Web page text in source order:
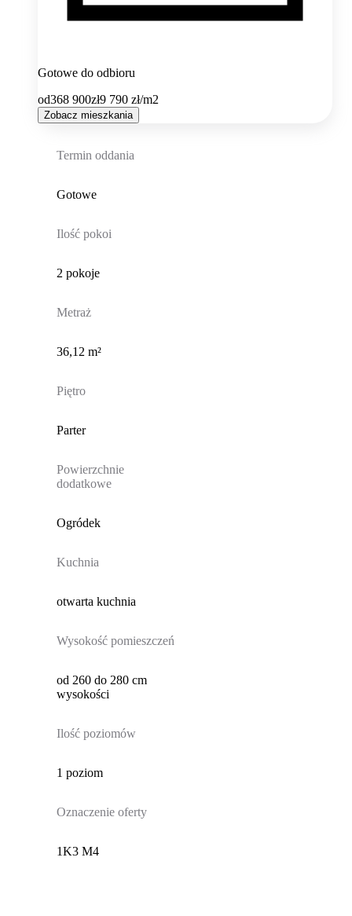
Gotowe do odbioru
od368 900zł9 790 zł/m2
Zobacz mieszkania
Termin oddania
Gotowe
Ilość pokoi
2 pokoje
Metraż
36,12 m²
Piętro
Parter
Powierzchnie
dodatkowe
Ogródek
Kuchnia
otwarta kuchnia
Wysokość pomieszczeń
od 260 do 280 cm
wysokości
Ilość poziomów
1 poziom
Oznaczenie oferty
1K3 M4